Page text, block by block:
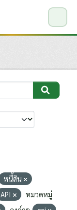
หนี้สิน
API
หมวดหมู่